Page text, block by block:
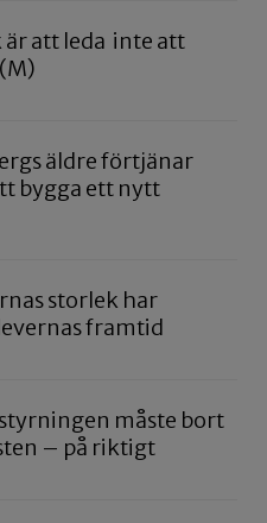
är att leda inte att
äldre förtjänar
bygga ett nytt
storlek har
framtid
måste bort
– på riktigt